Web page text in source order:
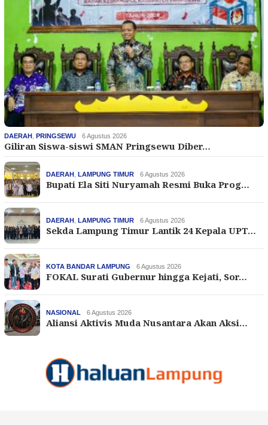
DAERAH PRINGSEWU 6 Agustus 2026
Giliran Siswa-siswi SMAN Pringsewu Diber…
DAERAH LAMPUNG TIMUR 6 Agustus 2026
Bupati Ela Siti Nuryamah Resmi Buka Prog…
DAERAH LAMPUNG TIMUR 6 Agustus 2026
Sekda Lampung Timur Lantik 24 Kepala UPT…
KOTA BANDAR LAMPUNG 6 Agustus 2026
FOKAL Surati Gubernur hingga Kejati, Sor…
NASIONAL 6 Agustus 2026
Aliansi Aktivis Muda Nusantara Akan Aksi…